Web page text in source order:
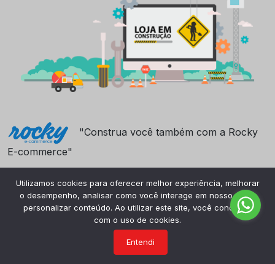
"Construa você também com a Rocky
E-commerce"
Utilizamos cookies para oferecer melhor experiência, melhorar
o desempenho, analisar como você interage em nosso site e
personalizar conteúdo. Ao utilizar este site, você concorda
com o uso de cookies.
Entendi